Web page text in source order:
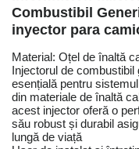
Combustibil
inyector para
Material: Oțel de înaltă
Injectorul de
esențială pentru
din materiale de înaltă
acest injector oferă o
său robust și durabil
lungă de viață